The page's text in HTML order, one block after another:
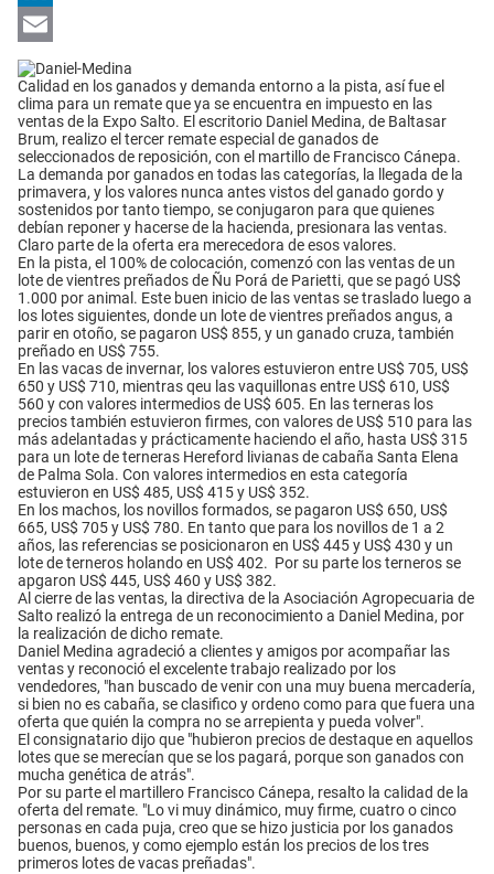
LinkedIn
Email
Calidad en los ganados y demanda entorno a la pista, así fue el
clima para un remate que ya se encuentra en impuesto en las
ventas de la Expo Salto. El escritorio Daniel Medina, de Baltasar
Brum, realizo el tercer remate especial de ganados de
seleccionados de reposición, con el martillo de Francisco Cánepa.
La demanda por ganados en todas las categorías, la llegada de la
primavera, y los valores nunca antes vistos del ganado gordo y
sostenidos por tanto tiempo, se conjugaron para que quienes
debían reponer y hacerse de la hacienda, presionara las ventas.
Claro parte de la oferta era merecedora de esos valores.
En la pista, el 100% de colocación, comenzó con las ventas de un
lote de vientres preñados de Ñu Porá de Parietti, que se pagó US$
1.000 por animal. Este buen inicio de las ventas se traslado luego a
los lotes siguientes, donde un lote de vientres preñados angus, a
parir en otoño, se pagaron US$ 855, y un ganado cruza, también
preñado en US$ 755.
En las vacas de invernar, los valores estuvieron entre US$ 705, US$
650 y US$ 710, mientras qeu las vaquillonas entre US$ 610, US$
560 y con valores intermedios de US$ 605. En las terneras los
precios también estuvieron firmes, con valores de US$ 510 para las
más adelantadas y prácticamente haciendo el año, hasta US$ 315
para un lote de terneras Hereford livianas de cabaña Santa Elena
de Palma Sola. Con valores intermedios en esta categoría
estuvieron en US$ 485, US$ 415 y US$ 352.
En los machos, los novillos formados, se pagaron US$ 650, US$
665, US$ 705 y US$ 780. En tanto que para los novillos de 1 a 2
años, las referencias se posicionaron en US$ 445 y US$ 430 y un
lote de terneros holando en US$ 402. Por su parte los terneros se
apgaron US$ 445, US$ 460 y US$ 382.
Al cierre de las ventas, la directiva de la Asociación Agropecuaria de
Salto realizó la entrega de un reconocimiento a Daniel Medina, por
la realización de dicho remate.
Daniel Medina agradeció a clientes y amigos por acompañar las
ventas y reconoció el excelente trabajo realizado por los
vendedores, "han buscado de venir con una muy buena mercadería,
si bien no es cabaña, se clasifico y ordeno como para que fuera una
oferta que quién la compra no se arrepienta y pueda volver".
El consignatario dijo que "hubieron precios de destaque en aquellos
lotes que se merecían que se los pagará, porque son ganados con
mucha genética de atrás".
Por su parte el martillero Francisco Cánepa, resalto la calidad de la
oferta del remate. "Lo vi muy dinámico, muy firme, cuatro o cinco
personas en cada puja, creo que se hizo justicia por los ganados
buenos, buenos, y como ejemplo están los precios de los tres
primeros lotes de vacas preñadas".